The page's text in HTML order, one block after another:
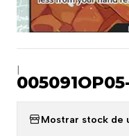
Mostrar stock de